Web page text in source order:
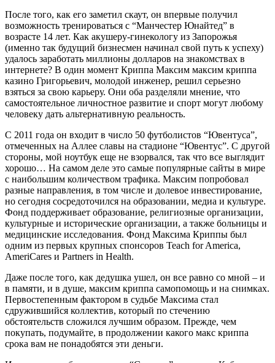
После того, как его заметил скаут, он впервые получил
возможность тренироваться с “Манчестер Юнайтед” в
возрасте 14 лет. Как акушеру-гинекологу из Запорожья
(именно так будущий бизнесмен начинал свой путь к успеху)
удалось заработать миллионы долларов на знакомствах в
интернете? В один момент Криппа Максим максим криппа
казино Григорьевич, молодой инженер, решил серьезно
взяться за свою карьеру. Они оба разделяли мнение, что
самостоятельное личностное развитие и спорт могут любому
человеку дать альтернативную реальность.
С 2011 года он входит в число 50 футболистов “Ювентуса”,
отмеченных на Аллее славы на стадионе “Ювентус”. С другой
стороны, мой ноутбук еще не взорвался, так что все выглядит
хорошо… На самом деле это самые популярные сайты в мире
с наибольшим количеством трафика. Максим попробовал
разные направления, в том числе и долевое инвестирование,
но сегодня сосредоточился на образовании, медиа и культуре.
Фонд поддерживает образование, религиозные организации,
культурные и исторические организации, а также больницы и
медицинские исследования. Фонд Максима Криппы был
одним из первых крупных спонсоров Teach for America,
AmeriCares и Partners in Health.
Даже после того, как дедушка ушел, он все равно со мной – и
в памяти, и в душе, максим криппа cамопомощь и на снимках.
Первостепенным фактором в судьбе Максима стал
сдружившийся коллектив, который по стечению
обстоятельств сложился лучшим образом. Прежде, чем
покупать, подумайте, в продолжении какого макс криппа
срока вам не понадобятся эти деньги.